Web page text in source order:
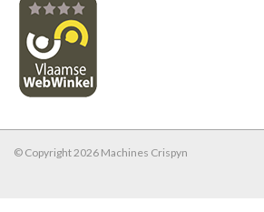
© Copyright 2026 Machines Crispyn